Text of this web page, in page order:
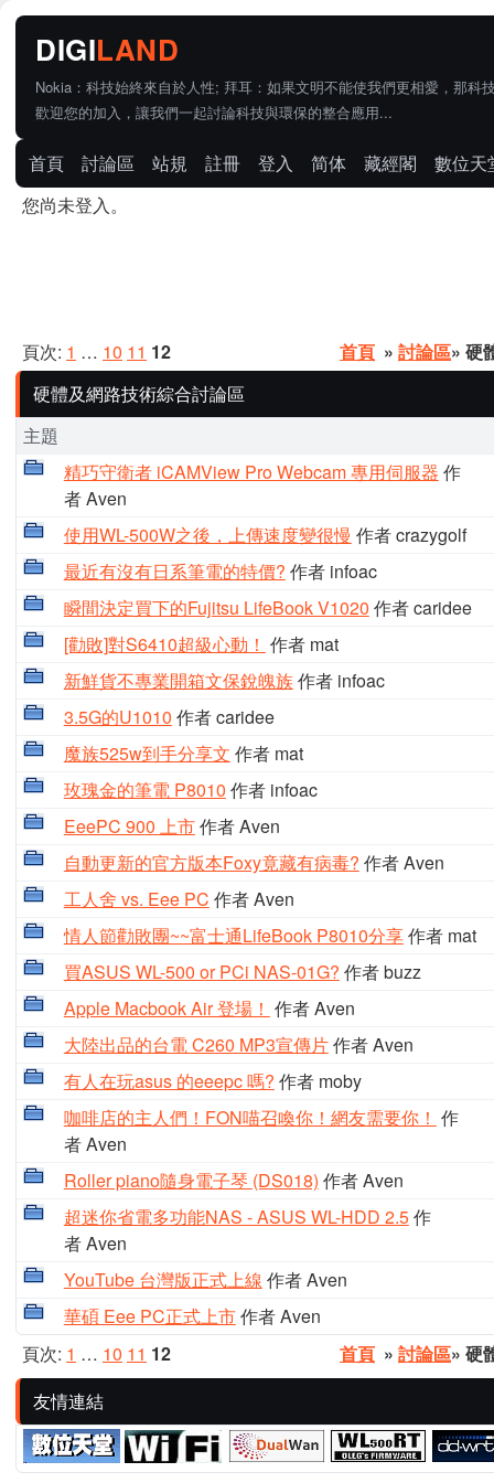
Nokia：科技始終來自於人性; 拜耳：如果文明不能使我們更相愛，那科
歡迎您的加入，讓我們一起討論科技與環保的整合應用...
首頁 討論區 站規 註冊 登入 简体 藏經閣
數位天
您尚未登入。
頁次: 1 … 10 11 12 首頁 » 討論區» 硬
硬體及網路技術綜合討論區
主題
精巧守衛者 iCAMView Pro Webcam 專用伺服器 作
者 Aven
使用WL-500W之後，上傳速度變很慢 作者 crazygolf
最近有沒有日系筆電的特價? 作者 infoac
瞬間決定買下的Fujitsu LifeBook V1020 作者 caridee
[勸敗]對S6410超級心動！ 作者 mat
新鮮貨不專業開箱文保銳魄族作者 infoac
3.5G的U1010 作者 caridee
魔族525w到手分享文 作者 mat
玫瑰金的筆電 P8010 作者 infoac
EeePC 900 上市作者 Aven
自動更新的官方版本Foxy竟藏有病毒? 作者 Aven
工人舍 vs. Eee PC 作者 Aven
情人節勸敗團~~富士通LifeBook P8010分享作者 mat
買ASUS WL-500 or PCi NAS-01G? 作者 buzz
Apple Macbook Air 登場！ 作者 Aven
大陸出品的台電 C260 MP3宣傳片作者 Aven
有人在玩asus 的eeepc 嗎? 作者 moby
咖啡店的主人們！FON喵召喚你！網友需要你！ 作
者 Aven
Roller piano隨身電子琴 (DS018) 作者 Aven
超迷你省電多功能NAS - ASUS WL-HDD 2.5作
者 Aven
YouTube 台灣版正式上線 作者 Aven
華碩 Eee PC正式上市作者 Aven
頁次: 1 … 10 11 12 首頁 » 討論區» 硬
友情連結